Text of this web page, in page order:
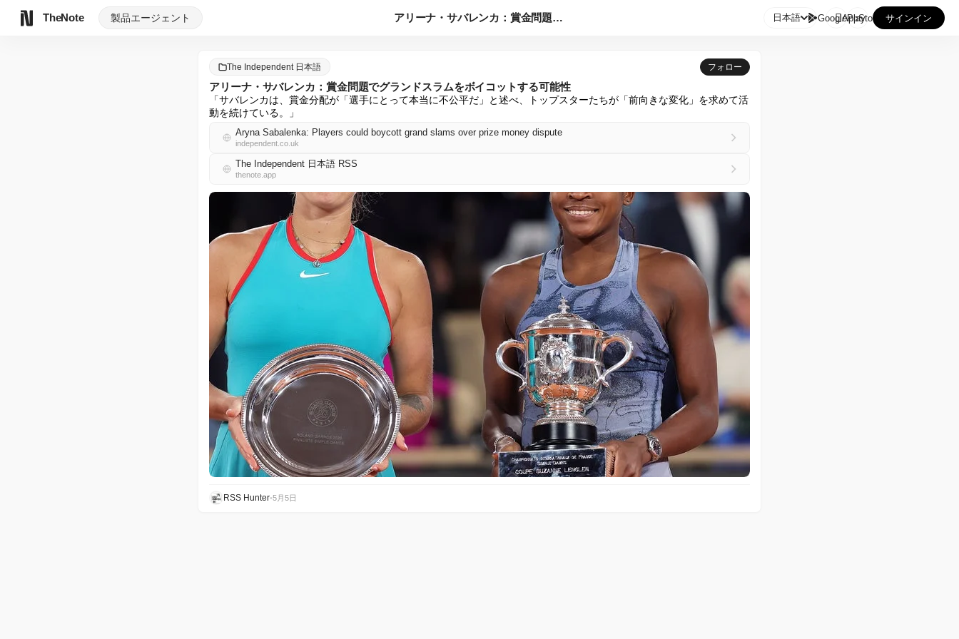
TheNote 製品エージェント アリーナ・サバレンカ：賞金問題でグランドスラムをボイコットす... 日本語 GooglePlay
AppStore サインイン
The Independent 日本語 フォロー
アリーナ・サバレンカ：賞金問題でグランドスラムをボイコットする可能性
「サバレンカは、賞金分配が「選手にとって本当に不公平だ」と述べ、トップスターたちが「前向きな変化」を求めて活
動を続けている。」
Aryna Sabalenka: Players could boycott grand slams over prize money dispute
independent.co.uk
The Independent 日本語 RSS
thenote.app
RSS Hunter•5月5日